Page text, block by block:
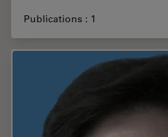
Publications : 1